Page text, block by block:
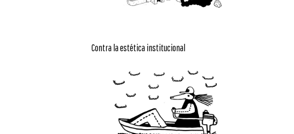
Contra la estética institucional